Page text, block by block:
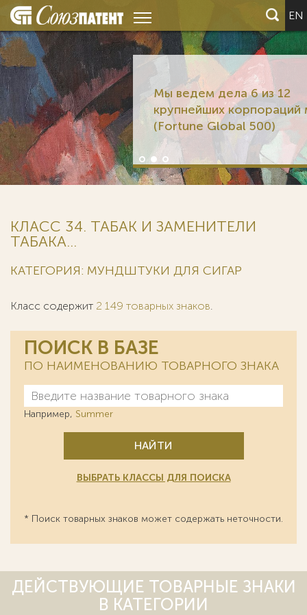
EN
Мы ведем дела 6 из 12
крупнейших корпораций мира
(Fortune Global 500)
КЛАСС 34. ТАБАК И ЗАМЕНИТЕЛИ
ТАБАКА...
КАТЕГОРИЯ: МУНДШТУКИ ДЛЯ СИГАР
Класс содержит 2 149 товарных знаков.
ПОИСК В БАЗЕ
ПО НАИМЕНОВАНИЮ ТОВАРНОГО ЗНАКА
Например, Summer
НАЙТИ
ВЫБРАТЬ КЛАССЫ ДЛЯ ПОИСКА
* Поиск товарных знаков может содержать неточности.
ДЕЙСТВУЮЩИЕ ТОВАРНЫЕ ЗНАКИ
В КАТЕГОРИИ